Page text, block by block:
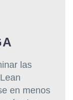
las
en menos